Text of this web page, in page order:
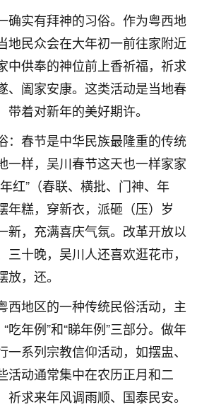
确实有拜神的习俗。作为粤西地
地民众会在大年初一前往家附近
中供奉的神位前上香祈福，祈求
、阖家安康。这类活动是当地春
带着对新年的美好期许。
：春节是中华民族最隆重的传统
一样，吴川春节这天也一样家家
红”（春联、横批、门神、年
年糕，穿新衣，派砸（压）岁
新，充满喜庆气氛。改革开放以
三十晚，吴川人还喜欢逛花市，
，还。
西地区的一种传统民俗活动，主
吃年例”和“睇年例”三部分。做年
系列宗教信仰活动，如摆盅、
活动通常集中在农历正月和二
祈求来年风调雨顺、国泰民安。
总是病病殃殃的，去检查又没什么大
不舒服。中医西医看遍了，找不到问
看到有人推荐慧来老师，跟老师聊过
然开朗，也听老师建议，处理了一些因
以来，身体比以前好多，主要是心情好
随心转，现在深有体会了。
，其实跟老师聊过之后，最大的感
是心态会变好，万般皆是命，半点
9
看看，有没有人给个联系方式的啊？
老师微信：gjsy0624
12
也想要！
15